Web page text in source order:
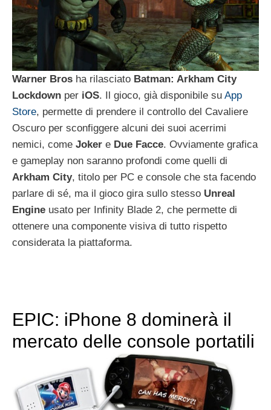
Warner Bros ha rilasciato Batman: Arkham City
Lockdown per iOS. Il gioco, già disponibile su App
Store, permette di prendere il controllo del Cavaliere
Oscuro per sconfiggere alcuni dei suoi acerrimi
nemici, come Joker e Due Facce. Ovviamente grafica
e gameplay non saranno profondi come quelli di
Arkham City, titolo per PC e console che sta facendo
parlare di sé, ma il gioco gira sullo stesso Unreal
Engine usato per Infinity Blade 2, che permette di
ottenere una componente visiva di tutto rispetto
considerata la piattaforma.
EPIC: iPhone 8 dominerà il
mercato delle console portatili